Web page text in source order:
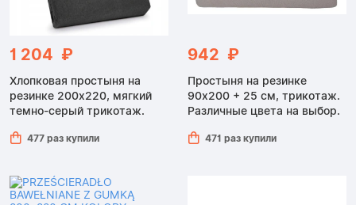
1 204 ₽
Хлопковая простыня на
резинке 200x220, мягкий
темно-серый трикотаж.
477 раз купили
942 ₽
Простыня на резинке
90x200 + 25 см, трикотаж.
Различные цвета на выбор.
471 раз купили